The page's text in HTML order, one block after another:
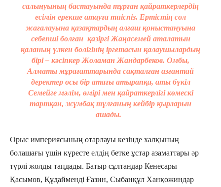
салынуының бастауында тұрған қайраткерлердің
есімін ерекше атауға тиіспіз. Ертістің сол
жағалауына қазақтардың алғаш қоныстануына
себепші болған қазіргі Жаңасемей аталатын
қаланың үлкен бөлігінің іргетасын қалаушылардың
бірі – кәсіпкер Жоламан Жандарбеков. Омбы,
Алматы мұрағаттарында сақталған азғантай
деректер осы бір атағы атырапқа, аты бүкіл
Семейге мәлім, өмірі мен қайраткерлігі көмескі
тартқан, жұмбақ тұлғаның кейбір қырларын
ашады.
Орыс империясының отарлауы кезінде халқының
болашағы үшін күресте елдің бетке ұстар азаматтары әр
түрлі жолды таңдады. Батыр сұлтандар Кенесары
Қасымов, Құдайменді Ғазин, Сыбанқұл Ханқожиндар